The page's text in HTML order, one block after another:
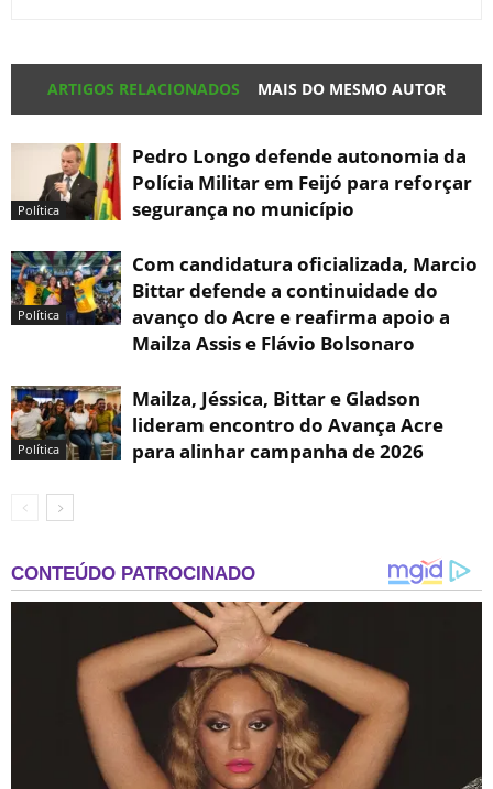
ARTIGOS RELACIONADOS MAIS DO MESMO AUTOR
Política
Pedro Longo defende autonomia da
Polícia Militar em Feijó para reforçar
segurança no município
Política
Com candidatura oficializada, Marcio
Bittar defende a continuidade do
avanço do Acre e reafirma apoio a
Mailza Assis e Flávio Bolsonaro
Política
Mailza, Jéssica, Bittar e Gladson
lideram encontro do Avança Acre
para alinhar campanha de 2026